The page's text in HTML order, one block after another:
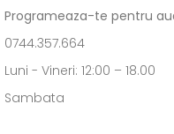
Programeaza-te pentru
0744.357.664
Luni - Vineri: 12:00 – 18.00
Sambata